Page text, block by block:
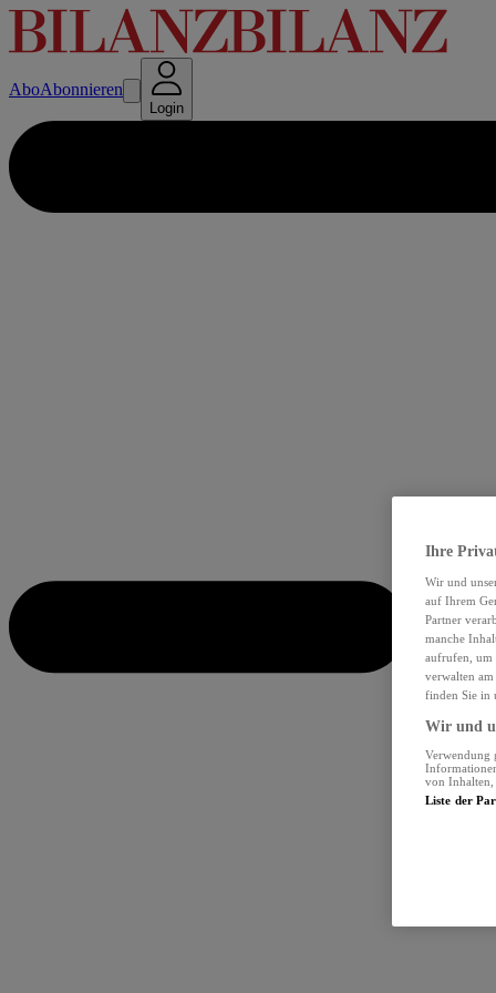
AboAbonnieren
Login
Ihre
Wir und
auf Ihrem
Partner
manche
aufrufen, um
verwalten
finden Sie in
Wir und
Verwendung
von Inhalten,
Liste der